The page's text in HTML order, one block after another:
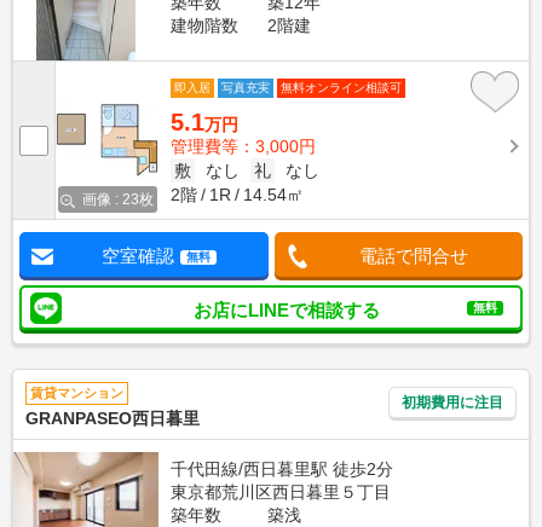
建物階数
2階建
画像 : 23枚
即入居 写真充実 無料オンライン相談可
5.1万円
管理費等：3,000円
敷
なし 礼
なし
2階
1R 14.54㎡
空室確認 無料 電話で問合せ
お店にLINEで相談する 無料
賃貸マンション
GRANPASEO西日暮里
初期費用に注目
千代田線/西日暮里駅 徒歩2分
東京都荒川区西日暮里５丁目
築年数
築浅